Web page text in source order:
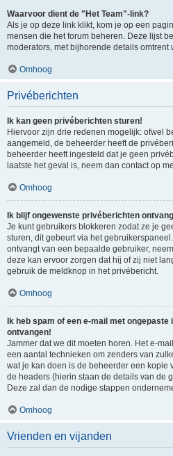
Waarvoor dient de "Het Team"-link?
Als je op deze link klikt, kom je op een
mensen die het forum beheren. Deze lijst
moderators, met bijhorende details omtrent
Omhoog
Privéberichten
Ik kan geen privéberichten sturen!
Hiervoor zijn drie redenen mogelijk: ofwel
aangemeld, de beheerder heeft de
beheerder heeft ingesteld dat je geen
laatste het geval is, neem dan contact op
Omhoog
Ik blijf ongewenste privéberichten
Je kunt gebruikers blokkeren zodat ze je
sturen, dit gebeurt via het
ontvangt van een bepaalde gebruiker,
deze kan ervoor zorgen dat hij of zij niet
gebruik de meldknop in het privébericht.
Omhoog
Ik heb spam of een e-mail met
ontvangen!
Jammer dat we dit moeten horen. Het e-
een aantal technieken om zenders van
wat je kan doen is de beheerder een kopie
de headers (hierin staan de details van de
Deze zal dan de nodige stappen
Omhoog
Vrienden en vijanden